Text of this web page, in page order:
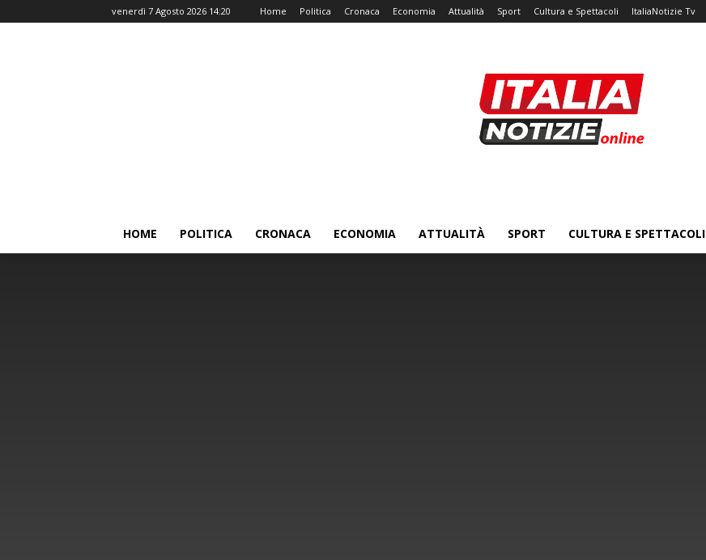
venerdì 7 Agosto 2026 14:20 Home Politica Cronaca Economia Attualità Sport Cultura e Spettacoli ItaliaNotizie Tv
HOME POLITICA CRONACA ECONOMIA ATTUALITÀ SPORT CULTURA E SPETTACOLI